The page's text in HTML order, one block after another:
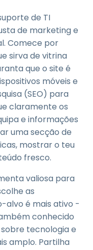
de TI
de marketing e
Comece por
sirva de vitrina
que o site é
móveis e
(SEO) para
claramente os
e informações
uma secção de
mostrar o teu
fresco.
valiosa para
as
alvo é mais ativo -
conhecido
tecnologia e
amplo. Partilha